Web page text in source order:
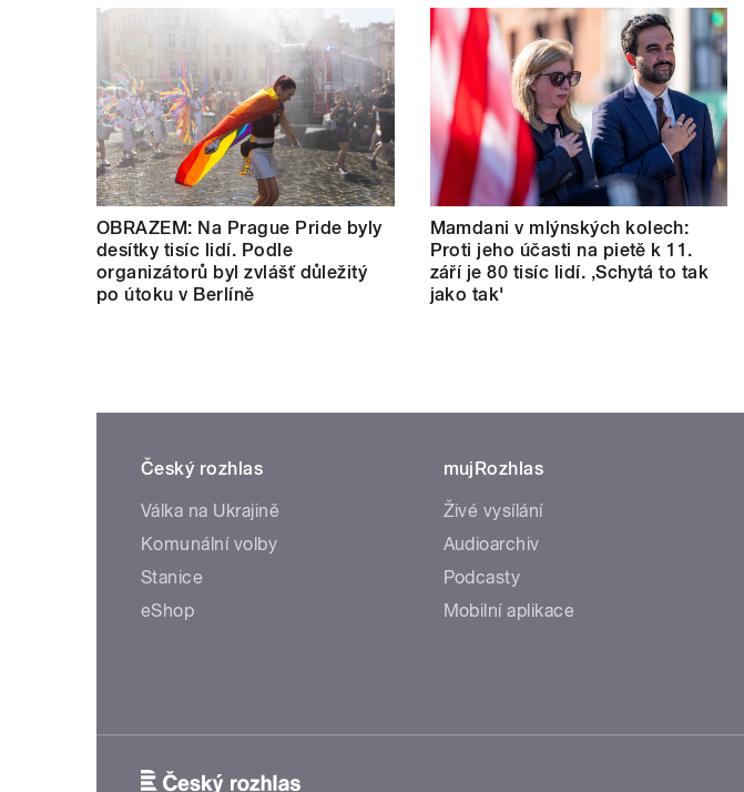
OBRAZEM: Na Prague Pride byly
desítky tisíc lidí. Podle
organizátorů byl zvlášť důležitý
po útoku v Berlíně
Mamdani v mlýnských kolech:
Proti jeho účasti na pietě k 11.
září je 80 tisíc lidí. ‚Schytá to tak
jako tak'
Český rozhlas
Válka na Ukrajině
Komunální volby
Stanice
eShop
mujRozhlas
Živé vysílání
Audioarchiv
Podcasty
Mobilní aplikace